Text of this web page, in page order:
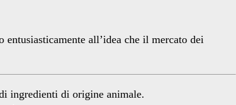
all’idea che il mercato dei
ingredienti di origine animale.